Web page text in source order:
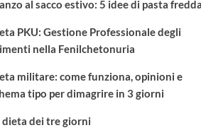
al sacco estivo: 5 idee di pasta fredda
PKU: Gestione Professionale degli
nella Fenilchetonuria
militare: come funziona, opinioni e
tipo per dimagrire in 3 giorni
dieta dei tre giorni